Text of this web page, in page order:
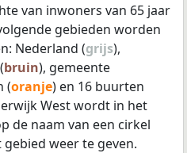
van inwoners van 65 jaar
gebieden worden
Nederland (grijs),
bruin), gemeente
(oranje) en 16 buurten
West wordt in het
de naam van een cirkel
weer te geven.